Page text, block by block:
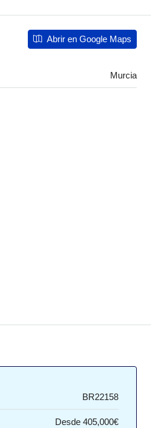
Abrir en Google Maps
Murcia
BR22158
Desde 405,000€